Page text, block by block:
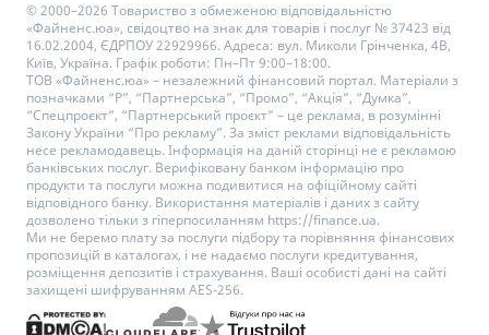
© 2000–2026 Товариство з обмеженою відповідальністю
«Файненс.юа», свідоцтво на знак для товарів і послуг № 37423 від
16.02.2004, ЄДРПОУ 22929966. Адреса: вул. Миколи Грінченка, 4В,
Київ, Україна. Графік роботи: Пн–Пт 9:00–18:00.
ТОВ «Файненс.юа» – незалежний фінансовий портал. Матеріали з
позначками “Р”, “Партнерська”, “Промо”, “Акція”, “Думка”,
“Спецпроєкт”, “Партнерський проєкт” – це реклама, в розумінні
Закону України “Про рекламу”. За зміст реклами відповідальність
несе рекламодавець. Інформація на даній сторінці не є рекламою
банківських послуг. Верифіковану банком інформацію про
продукти та послуги можна подивитися на офіційному сайті
відповідного банку. Використання матеріалів і даних з сайту
дозволено тільки з гіперпосиланням https://finance.ua.
Ми не беремо плату за послуги підбору та порівняння фінансових
пропозицій в каталогах, і не надаємо послуги кредитування,
розміщення депозитів і страхування. Ваші особисті дані на сайті
захищені шифруванням AES-256.